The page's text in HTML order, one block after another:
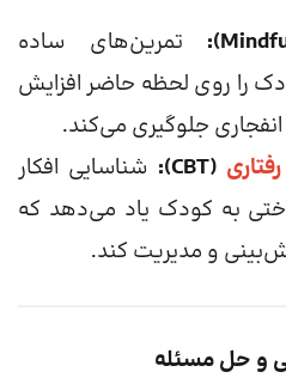
تمرین‌های ساده
را روی لحظه حاضر افزایش
جلوگیری می‌کند.
(CBT):
شناسایی افکار
به کودک یاد می‌دهد که
و مدیریت کند.
و حل مسئله